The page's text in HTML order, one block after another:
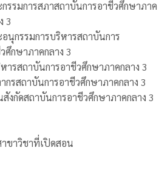
รรมการสภาสถาบันการอาชีวศึกษาภาค
3
นุกรรมการบริหารสถาบันการ
ศึกษาภาคกลาง 3
ารสถาบันการอาชีวศึกษาภาคกลาง 3
กรสถาบันการอาชีวศึกษาภาคกลาง 3
งกัดสถาบันการอาชีวศึกษาภาคกลาง 3
ขาวิชาที่เปิดสอน